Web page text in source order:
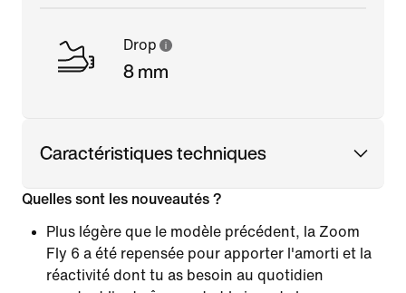
Drop
8 mm
Caractéristiques techniques
Quelles sont les nouveautés ?
Plus légère que le modèle précédent, la Zoom
Fly 6 a été repensée pour apporter l'amorti et la
réactivité dont tu as besoin au quotidien